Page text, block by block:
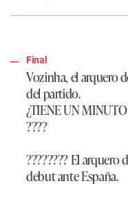
Final
Vozinha, el arquero
del partido.
¿TIENE UN
????
???????? El arquero
debut ante España.